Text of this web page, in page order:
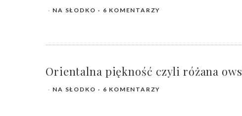
NA SŁODKO 6 KOMENTARZY
Orientalna piękność czyli różana
NA SŁODKO 6 KOMENTARZY